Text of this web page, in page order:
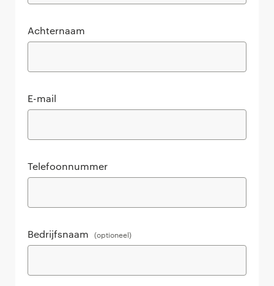
Achternaam
E-mail
Telefoonnummer
Bedrijfsnaam (optioneel)